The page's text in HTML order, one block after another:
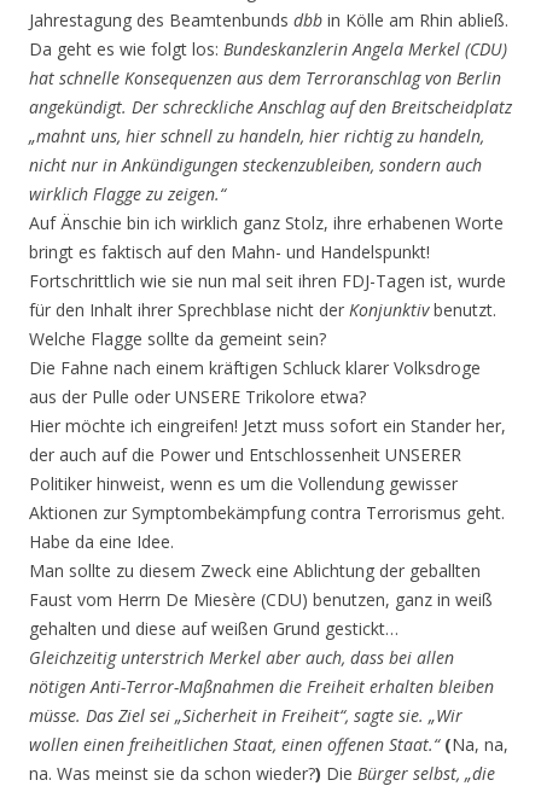
Jahrestagung des Beamtenbunds dbb in Kölle am Rhin abließ.
Da geht es wie folgt los: Bundeskanzlerin Angela Merkel (CDU)
hat schnelle Konsequenzen aus dem Terroranschlag von Berlin
angekündigt. Der schreckliche Anschlag auf den Breitscheidplatz
„mahnt uns, hier schnell zu handeln, hier richtig zu handeln,
nicht nur in Ankündigungen steckenzubleiben, sondern auch
wirklich Flagge zu zeigen.“
Auf Änschie bin ich wirklich ganz Stolz, ihre erhabenen Worte
bringt es faktisch auf den Mahn- und Handelspunkt!
Fortschrittlich wie sie nun mal seit ihren FDJ-Tagen ist, wurde
für den Inhalt ihrer Sprechblase nicht der Konjunktivbenutzt.
Welche Flagge sollte da gemeint sein?
Die Fahne nach einem kräftigen Schluck klarer Volksdroge
aus der Pulle oder UNSERE Trikolore etwa?
Hier möchte ich eingreifen! Jetzt muss sofort ein Stander her,
der auch auf die Power und Entschlossenheit UNSERER
Politiker hinweist, wenn es um die Vollendung gewisser
Aktionen zur Symptombekämpfung contra Terrorismus geht.
Habe da eine Idee.
Man sollte zu diesem Zweck eine Ablichtung der geballten
Faust vom Herrn De Miesère (CDU) benutzen, ganz in weiß
gehalten und diese auf weißen Grund gestickt…
Gleichzeitig unterstrich Merkel aber auch, dass bei allen
nötigen Anti-Terror-Maßnahmen die Freiheit erhalten bleiben
müsse. Das Ziel sei „Sicherheit in Freiheit“, sagte sie. „Wir
wollen einen freiheitlichen Staat, einen offenen Staat.“(Na, na,
na. Was meinst sie da schon wieder?) Die Bürger selbst, „die